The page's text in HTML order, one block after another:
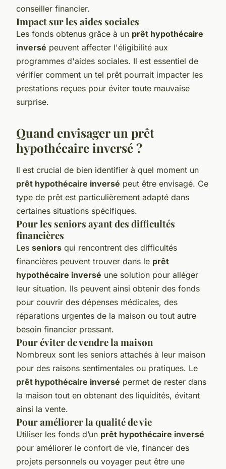
conseiller financier.
Impact sur les aides sociales
Les fonds obtenus grâce à un prêt hypothécaire
inversé peuvent affecter l'éligibilité aux
programmes d'aides sociales. Il est essentiel de
vérifier comment un tel prêt pourrait impacter les
prestations reçues pour éviter toute mauvaise
surprise.
Quand envisager un prêt
hypothécaire inversé ?
Il est crucial de bien identifier à quel moment un
prêt hypothécaire inversé peut être envisagé. Ce
type de prêt est particulièrement adapté dans
certaines situations spécifiques.
Pour les seniors ayant des difficultés
financières
Les seniors qui rencontrent des difficultés
financières peuvent trouver dans le prêt
hypothécaire inversé une solution pour alléger
leur situation. Ils peuvent ainsi obtenir des fonds
pour couvrir des dépenses médicales, des
réparations urgentes de la maison ou tout autre
besoin financier pressant.
Pour éviter de vendre la maison
Nombreux sont les seniors attachés à leur maison
pour des raisons sentimentales ou pratiques. Le
prêt hypothécaire inversé permet de rester dans
la maison tout en obtenant des liquidités, évitant
ainsi la vente.
Pour améliorer la qualité de vie
Utiliser les fonds d’un prêt hypothécaire inversé
pour améliorer le confort de vie, financer des
projets personnels ou voyager peut être une